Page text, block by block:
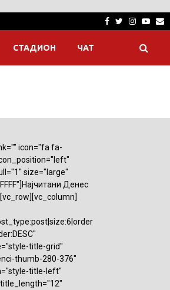
Facebook
Twitter
СТАДИОН ЧАТ
icon="fa fa-
size="large"
Денес
title-grid"
thumb-280-376"
title-left"